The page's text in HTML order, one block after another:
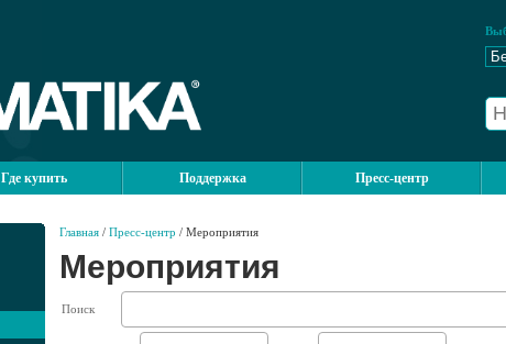
Где купить Поддержка Пресс-центр
Главная / Пресс-центр / Мероприятия
Мероприятия
Поиск